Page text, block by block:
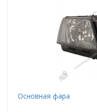
Основная фара